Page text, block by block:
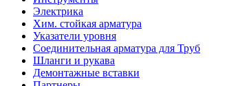
Электрика
Хим. стойкая арматура
Указатели уровня
Соединительная арматура для Труб
Шланги и рукава
Демонтажные вставки